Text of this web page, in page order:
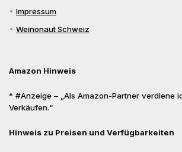
Impressum
Weinonaut Schweiz
Amazon Hinweis
* #Anzeige – „Als Amazon-Partner verdiene
Verkäufen.“
Hinweis zu Preisen und Verfügbarkeiten